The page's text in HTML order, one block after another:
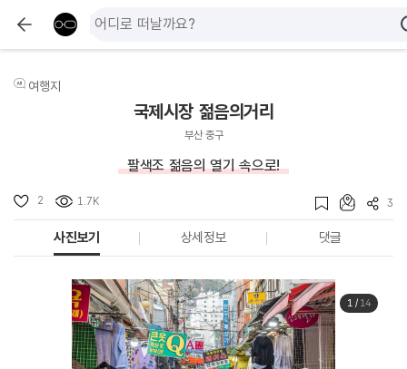
여행지
국제시장 젊음의거리
부산 중구
팔색조 젊음의 열기 속으로!
2 1.7K 3
사진보기 상세정보 댓글
1/ 14